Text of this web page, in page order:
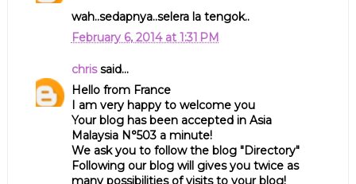
wah..sedapnya..selera la tengok..
February 6, 2014 at 1:31 PM
chrissaid...
Hello from France
I am very happy to welcome you
Your blog has been accepted in Asia
Malaysia N°503 a minute!
We ask you to follow the blog "Directory"
Following our blog will gives you twice as
many possibilities of visits to your blog!